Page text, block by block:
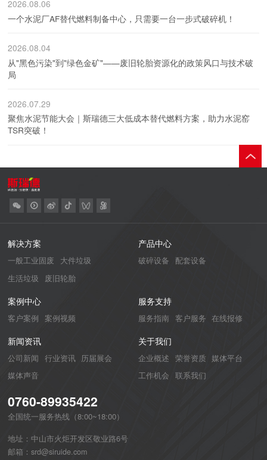
2026.08.06
一个水泥厂AF替代燃料制备中心，只需要一台一步式破碎机！
2026.08.04
从"黑色污染"到"绿色金矿"——废旧轮胎资源化的政策风口与技术破
局
2026.07.29
聚焦水泥节能大会｜斯瑞德三大低成本替代燃料方案，助力水泥窑
TSR突破！
解决方案
一般工业固废
大件垃圾
生活垃圾
废旧轮胎
产品中心
破碎设备 配套设备
案例中心
客户案例 案例视频
服务支持
服务指南 客户服务 在线报修
新闻资讯
公司新闻 行业资讯 历届展会
媒体声音
关于我们
企业概述 荣誉资质 媒体平台
工作机会
联系我们
0760-89935422
全国统一服务热线（8:00~18:00）
地址：中山市火炬开发区敬业路6号
邮箱：srd@siruide.com